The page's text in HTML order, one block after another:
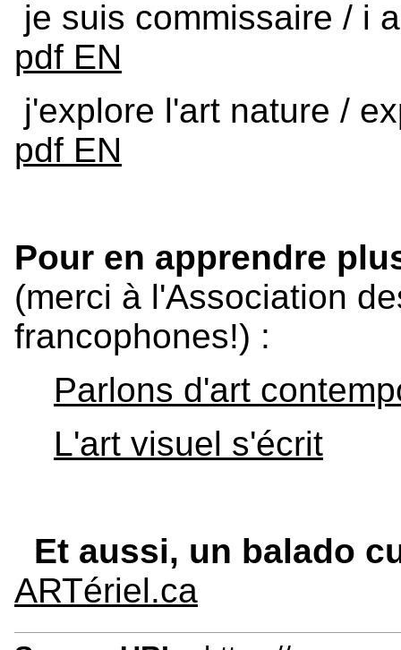
je suis commissaire / i
pdf EN
j'explore l'art nature /
pdf EN
Pour en apprendre
(merci à l'Association
francophones!) :
Parlons d'art
L'art visuel s'écrit
Et aussi, un balado
ARTériel.ca